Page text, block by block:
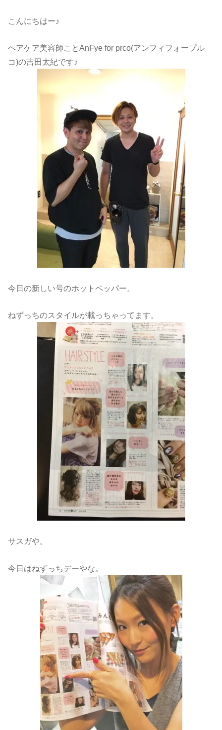
こんにちはー♪
ヘアケア美容師ことAnFye for prco(アンフィフォープル
コ)の吉田太紀です♪
今日の新しい号のホットペッパー。
ねずっちのスタイルが載っちゃってます。
サスガや。
今日はねずっちデーやな。